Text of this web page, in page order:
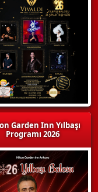
Garden Inn Yılbaşı
Programı 2026